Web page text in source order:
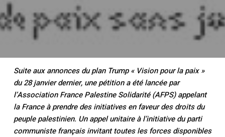
Suite aux annonces du plan Trump « Vision pour la paix »
du 28 janvier dernier, une pétition a été lancée par
l’Association France Palestine Solidarité (AFPS) appelant
la France à prendre des initiatives en faveur des droits du
peuple palestinien. Un appel unitaire à l’initiative du parti
communiste français invitant toutes les forces disponibles